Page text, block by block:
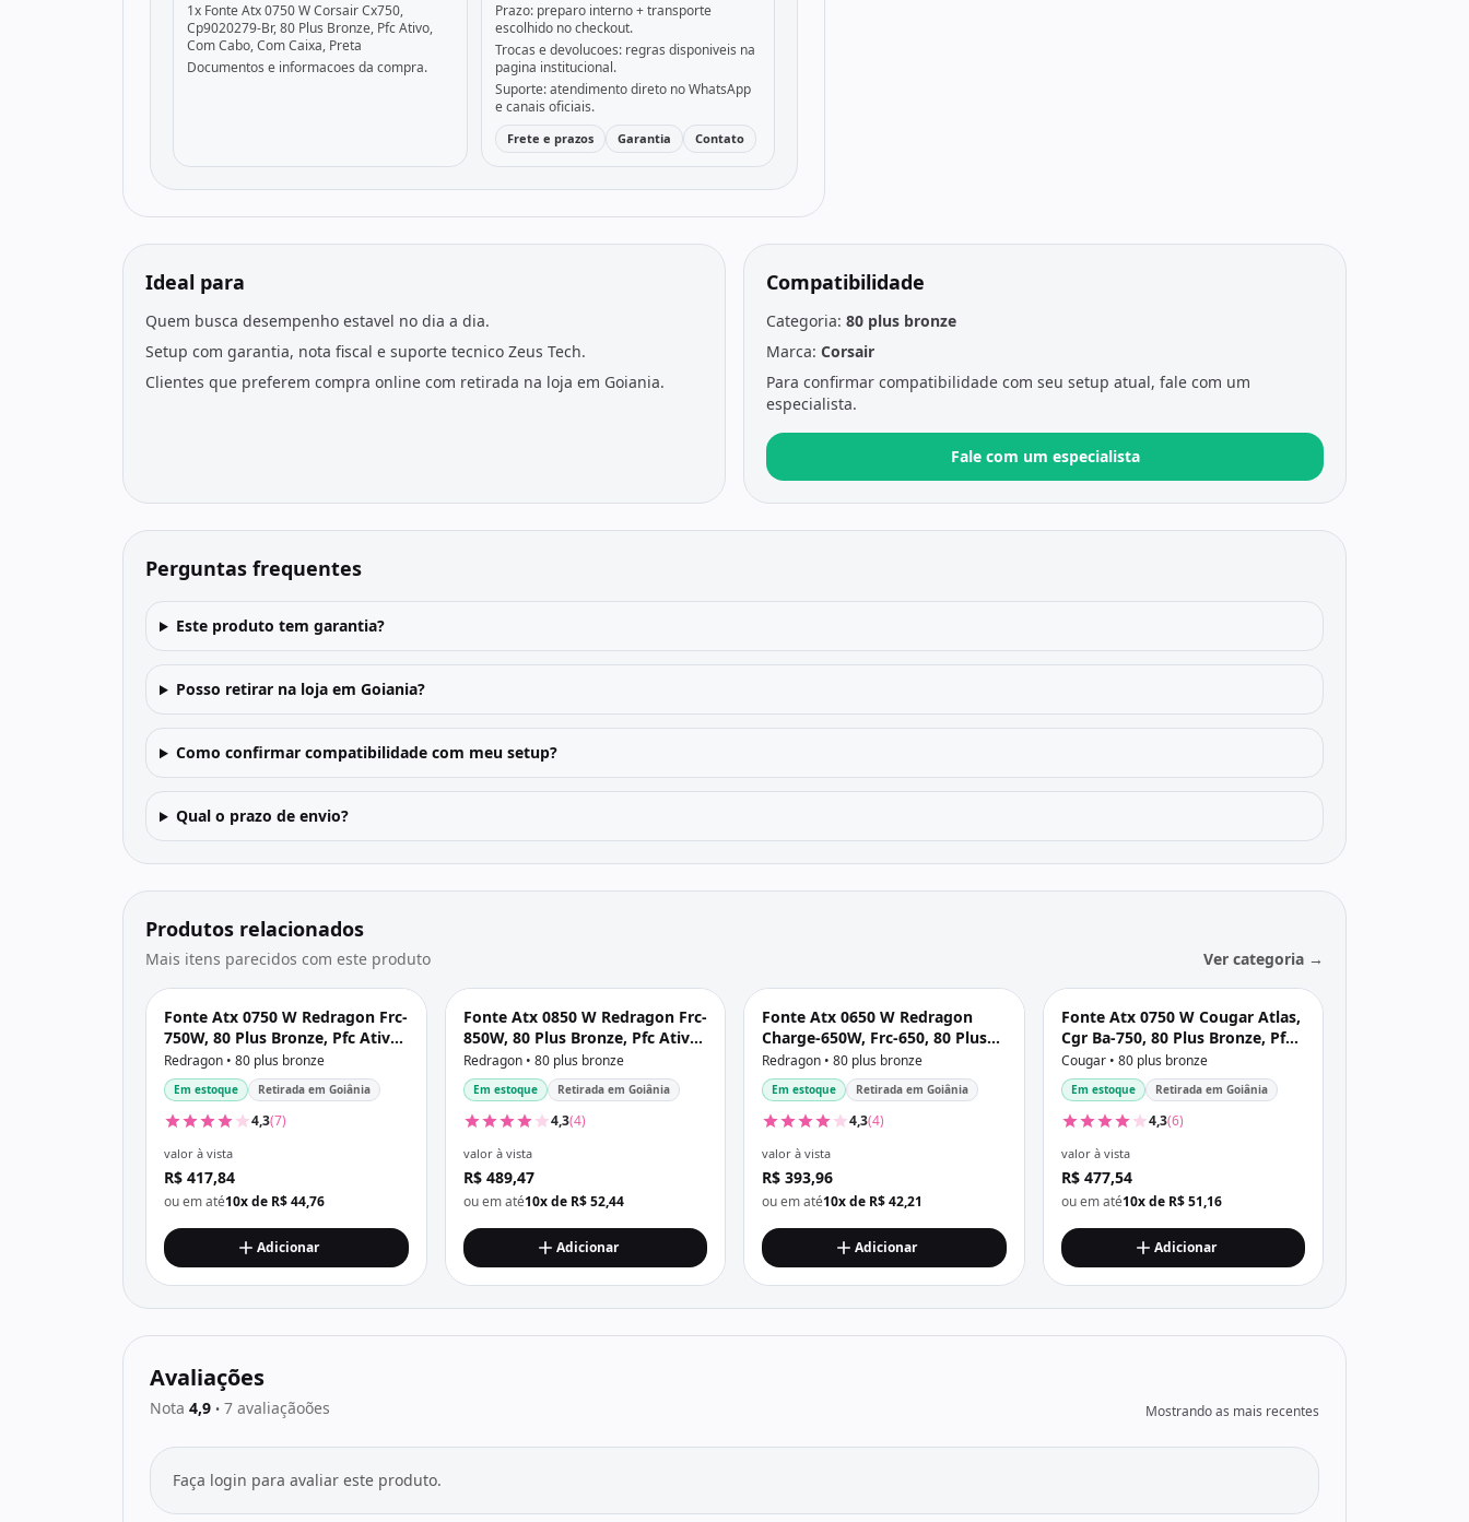
1x Fonte Atx 0750 W Corsair Cx750,
Cp9020279-Br, 80 Plus Bronze, Pfc Ativo,
Com Cabo, Com Caixa, Preta
Documentos e informacoes da compra.
Prazo: preparo interno + transporte
escolhido no checkout.
Trocas e devolucoes: regras disponiveis na
pagina institucional.
Suporte: atendimento direto no WhatsApp
e canais oficiais.
Frete e prazos Garantia Contato
Ideal para
Quem busca desempenho estavel no dia a dia.
Setup com garantia, nota fiscal e suporte tecnico Zeus Tech.
Clientes que preferem compra online com retirada na loja em Goiania.
Compatibilidade
Categoria: 80 plus bronze
Marca: Corsair
Para confirmar compatibilidade com seu setup atual, fale com um
especialista.
Fale com um especialista
Perguntas frequentes
Este produto tem garantia?
Posso retirar na loja em Goiania?
Como confirmar compatibilidade com meu setup?
Qual o prazo de envio?
Produtos relacionados
Mais itens parecidos com este produto Ver categoria →
Fonte Atx 0750 W Redragon Frc-
750W, 80 Plus Bronze, Pfc Ativo,
Sem Cabo, Preta
Redragon • 80 plus bronze
Em estoque Retirada em Goiânia
4,3(7)
valor à vista
R$ 417,84
ou em até10x de R$ 44,76
Adicionar
Fonte Atx 0850 W Redragon Frc-
850W, 80 Plus Bronze, Pfc Ativo,
Sem Cabo, Preta
Redragon • 80 plus bronze
Em estoque Retirada em Goiânia
4,3(4)
valor à vista
R$ 489,47
ou em até10x de R$ 52,44
Adicionar
Fonte Atx 0650 W Redragon
Charge-650W, Frc-650, 80 Plus
Bronze, Pfc Ativo, Sem Cabo,
Com Caixa, Preta
Redragon • 80 plus bronze
Em estoque Retirada em Goiânia
4,3(4)
valor à vista
R$ 393,96
ou em até10x de R$ 42,21
Adicionar
Fonte Atx 0750 W Cougar Atlas,
Cgr Ba-750, 80 Plus Bronze, Pfc
Ativo, Com Cabo, Com Caixa,
Preta
Cougar • 80 plus bronze
Em estoque Retirada em Goiânia
4,3(6)
valor à vista
R$ 477,54
ou em até10x de R$ 51,16
Adicionar
Avaliações
Nota 4,9 • 7 avaliaçãoões Mostrando as mais recentes
Faça login para avaliar este produto.